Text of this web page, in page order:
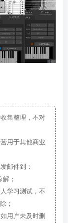
集整理，不对
用于其他商业
邮件到：
；
学习测试，不
；
用户未及时删